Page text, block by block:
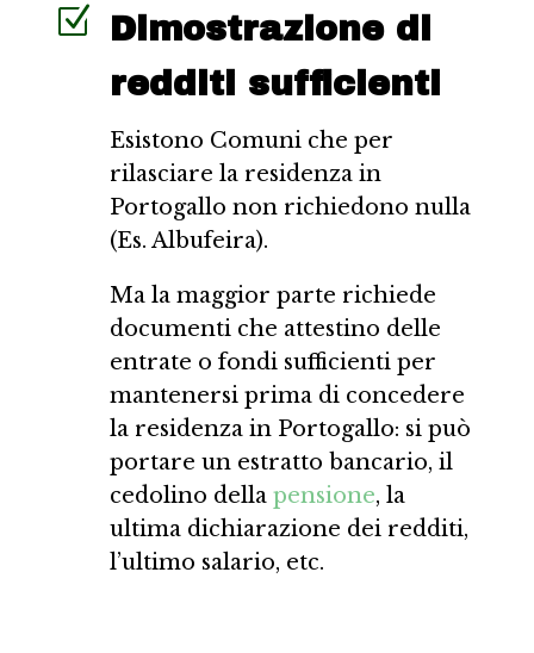
Z
Dimostrazione di
redditi sufficienti
Esistono Comuni che per
rilasciare la residenza in
Portogallo non richiedono nulla
(Es. Albufeira).
Ma la maggior parte richiede
documenti che attestino delle
entrate o fondi sufficienti per
mantenersi prima di concedere
la residenza in Portogallo: si può
portare un estratto bancario, il
cedolino della pensione, la
ultima dichiarazione dei redditi,
l’ultimo salario, etc.